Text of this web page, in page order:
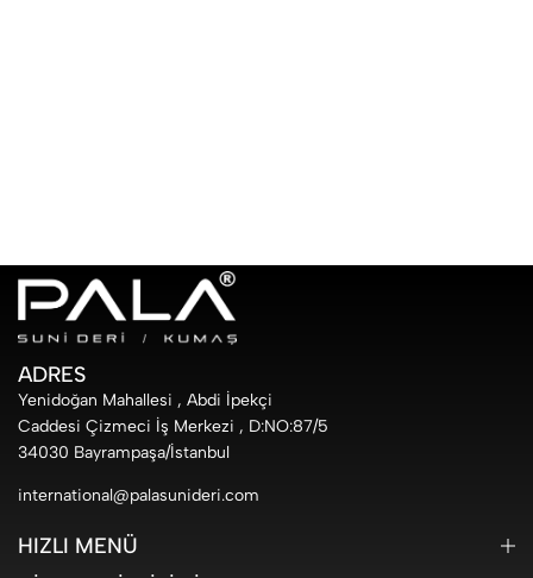
ADRES
Yenidoğan Mahallesi , Abdi İpekçi
Caddesi Çizmeci İş Merkezi , D:NO:87/5
34030 Bayrampaşa/İstanbul
international@palasunideri.com
HIZLI MENÜ